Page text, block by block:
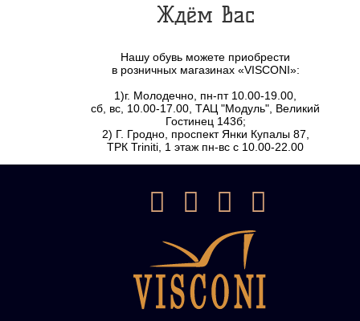
Ждём Вас
Нашу обувь можете приобрести
в розничных магазинах «VISCONI»:
1)г. Молодечно, пн-пт 10.00-19.00,
сб, вс, 10.00-17.00, ТАЦ "Модуль", Великий
Гостинец 143б;
2) Г. Гродно, проспект Янки Купалы 87,
ТРК Triniti, 1 этаж пн-вс с 10.00-22.00